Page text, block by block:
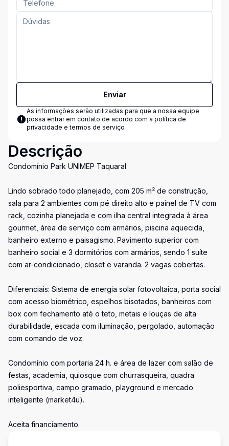
Enviar
As informações serão utilizadas para que a nossa equipe
possa entrar em contato de acordo com a política de
privacidade e termos de serviço
Descrição
Condomínio Park UNIMEP Taquaral
Lindo sobrado todo planejado, com 205 m² de construção,
sala para 2 ambientes com pé direito alto e painel de TV com
rack, cozinha planejada e com ilha central integrada à área
gourmet, área de serviço com armários, piscina aquecida,
banheiro externo e paisagismo. Pavimento superior com
banheiro social e 3 dormitórios com armários, sendo 1 suíte
com ar-condicionado, closet e varanda. 2 vagas cobertas.
Diferenciais: Sistema de energia solar fotovoltaica, porta social
com acesso biométrico, espelhos bisotados, banheiros com
box com fechamento até o teto, metais e louças de alta
durabilidade, escada com iluminação, pergolado, automação
com comando de voz.
Condomínio com portaria 24 h. e área de lazer com salão de
festas, academia, quiosque com churrasqueira, quadra
poliesportiva, campo gramado, playground e mercado
inteligente (market4u).
Aceita financiamento.